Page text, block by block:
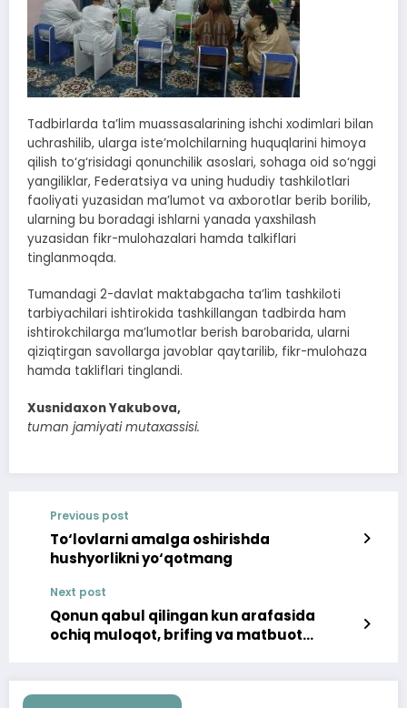
Tadbirlarda ta’lim muassasalarining ishchi xodimlari bilan
uchrashilib, ularga iste’molchilarning huquqlarini himoya
qilish to‘g‘risidagi qonunchilik asoslari, sohaga oid so‘nggi
yangiliklar, Federatsiya va uning hududiy tashkilotlari
faoliyati yuzasidan ma’lumot va axborotlar berib borilib,
ularning bu boradagi ishlarni yanada yaxshilash
yuzasidan fikr-mulohazalari hamda talkiflari
tinglanmoqda.
Tumandagi 2-davlat maktabgacha ta’lim tashkiloti
tarbiyachilari ishtirokida tashkillangan tadbirda ham
ishtirokchilarga ma’lumotlar berish barobarida, ularni
qiziqtirgan savollarga javoblar qaytarilib, fikr-mulohaza
hamda takliflari tinglandi.
Xusnidaxon Yakubova,
tuman jamiyati mutaxassisi.
Previous post
To‘lovlarni amalga oshirishda
hushyorlikni yo‘qotmang
Next post
Qonun qabul qilingan kun arafasida
ochiq muloqot, brifing va matbuot